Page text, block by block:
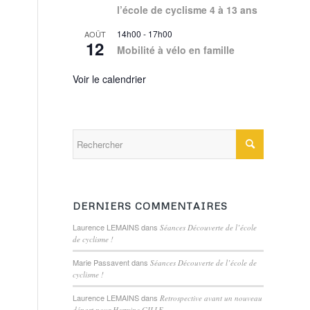
l’école de cyclisme 4 à 13 ans
AOÛT
12
14h00 - 17h00
Mobilité à vélo en famille
Voir le calendrier
DERNIERS COMMENTAIRES
Laurence LEMAINSdansSéances Découverte de l’école
de cyclisme !
Marie PassaventdansSéances Découverte de l’école de
cyclisme !
Laurence LEMAINSdans Retrospective avant un nouveau